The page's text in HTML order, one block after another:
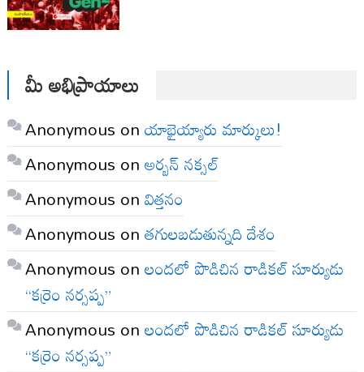
మీ అభిప్రాయాలు
Anonymous onయాభైయ్యారు మార్కులు!
Anonymous onఅర్బన్ నక్సల్
Anonymous onవిత్తనం
Anonymous onతగులబడుతున్నది దేశం
Anonymous onలందలో పొడిచిన రాడికల్ సూర్యుడు
“కర్రెం నర్సప్ప”
Anonymous onలందలో పొడిచిన రాడికల్ సూర్యుడు
“కర్రెం నర్సప్ప”